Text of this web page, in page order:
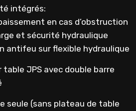
intégrés:
en cas d’obstruction
et sécurité hydraulique
antifeu sur flexible hydraulique
JPS avec double barre
seule (sans plateau de table